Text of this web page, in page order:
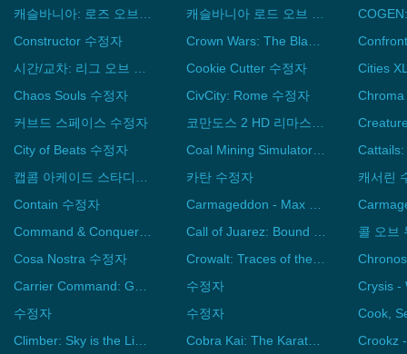
캐슬바니아: 로즈 오브 섀도 - 미러 오브 페이트 수정자
캐슬바니아 로드 오브 섀도우 수정자
Constructor 수정자
Crown Wars: The Black Prince 수정자
시간/교차: 리그 오브 레전드 이야기™ 수정자
Cookie Cutter 수정자
Chaos Souls 수정자
CivCity: Rome 수정자
커브드 스페이스 수정자
코만도스 2 HD 리마스터 수정자
City of Beats 수정자
Coal Mining Simulator 수정자
캡콤 아케이드 스타디움 수정자
카탄 수정자
캐서린
Contain 수정자
Carmageddon - Max Damage 수정자
Command & Conquer Red Alert, Counterstrike and The Aftermath 수정자
Call of Juarez: Bound in Blood 수정자
콜 오브
Cosa Nostra 수정자
Crowalt: Traces of the Lost Colony 수정자
Carrier Command: Gaea Mission 수정자
수정자
수정자
수정자
Climber: Sky is the Limit 수정자
Cobra Kai: The Karate Kid Saga Continues 수정자